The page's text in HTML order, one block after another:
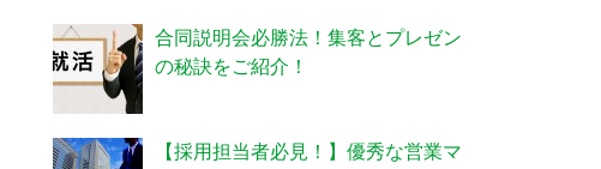
合同説明会必勝法！集客とプレゼン
の秘訣をご紹介！
【採用担当者必見！】優秀な営業マ